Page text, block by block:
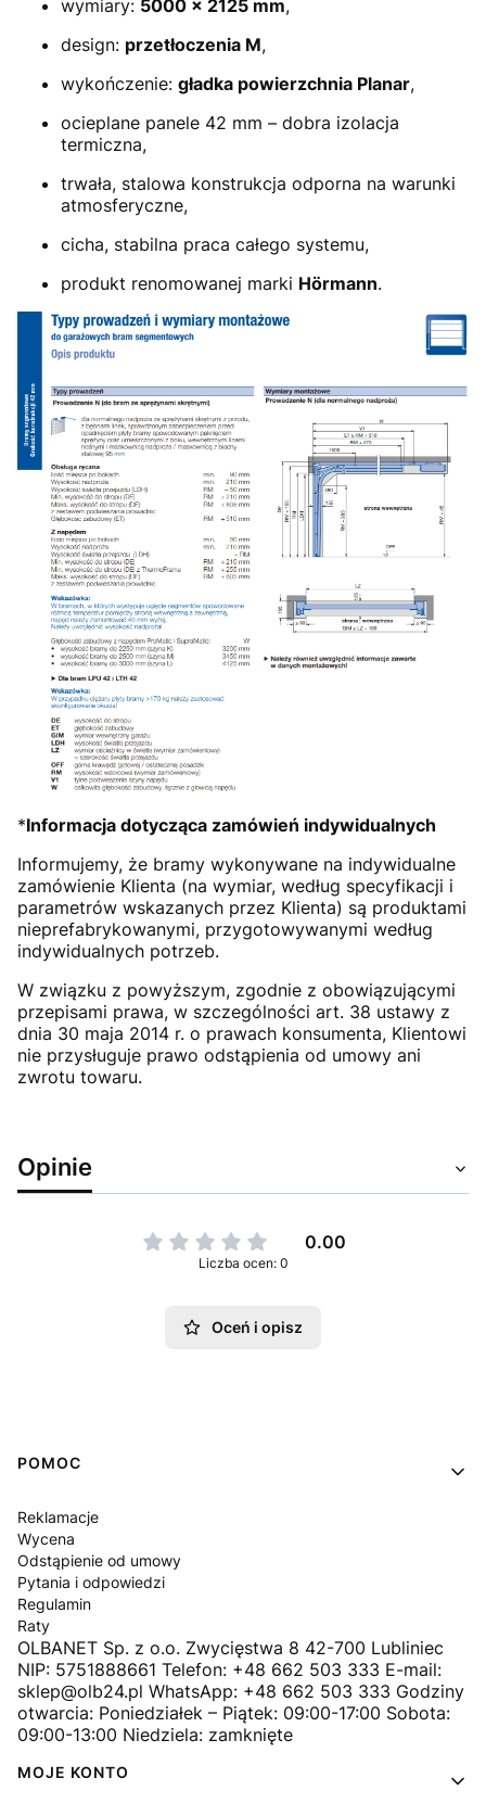
wymiary: 5000 × 2125 mm,
design: przetłoczenia M,
wykończenie: gładka powierzchnia Planar,
ocieplane panele 42 mm – dobra izolacja
termiczna,
trwała, stalowa konstrukcja odporna na warunki
atmosferyczne,
cicha, stabilna praca całego systemu,
produkt renomowanej marki Hörmann.
*Informacja dotycząca zamówień indywidualnych
Informujemy, że bramy wykonywane na indywidualne
zamówienie Klienta (na wymiar, według specyfikacji i
parametrów wskazanych przez Klienta) są produktami
nieprefabrykowanymi, przygotowywanymi według
indywidualnych potrzeb.
W związku z powyższym, zgodnie z obowiązującymi
przepisami prawa, w szczególności art. 38 ustawy z
dnia 30 maja 2014 r. o prawach konsumenta, Klientowi
nie przysługuje prawo odstąpienia od umowy ani
zwrotu towaru.
Opinie
0.00
Liczba ocen: 0
Oceń i opisz
Linki w stopce
POMOC
Reklamacje
Wycena
Odstąpienie od umowy
Pytania i odpowiedzi
Regulamin
Raty
OLBANET Sp. z o.o. Zwycięstwa 8 42-700 Lubliniec
NIP: 5751888661 Telefon: +48 662 503 333 E-mail:
sklep@olb24.pl WhatsApp: +48 662 503 333 Godziny
otwarcia: Poniedziałek – Piątek: 09:00-17:00 Sobota:
09:00-13:00 Niedziela: zamknięte
MOJE KONTO